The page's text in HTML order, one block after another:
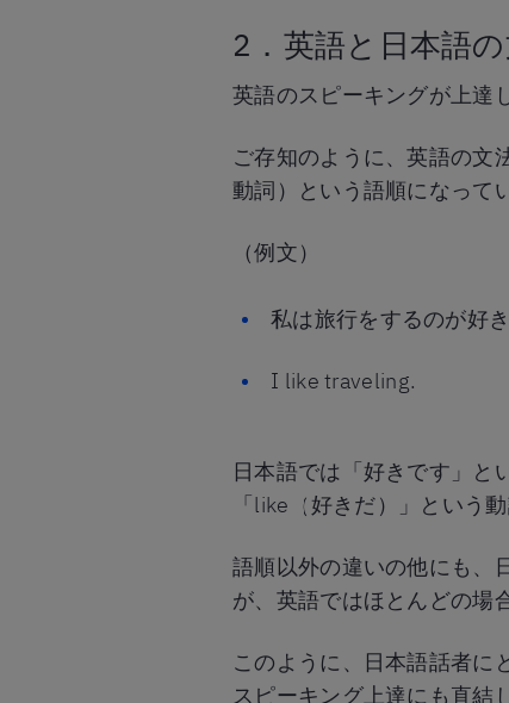
2．英語と日本語
英語のスピーキングが上達
ご存知のように、英語の文
動詞）という語順になって
（例文）
私は旅行をするのが好き
I like traveling.
日本語では「好きです」と
「like（好きだ）」という
語順以外の違いの他にも、
が、英語ではほとんどの場
このように、日本語話者に
スピーキング上達にも直結